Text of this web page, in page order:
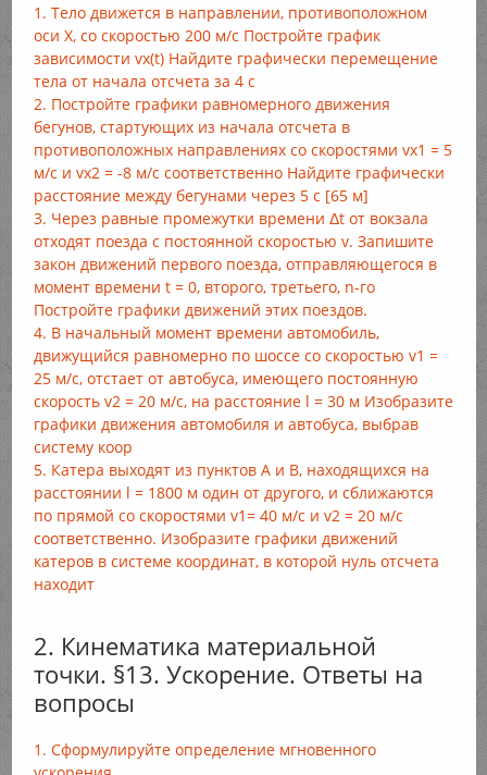
1. Тело движется в направлении, противоположном
оси X, со скоростью 200 м/с Постройте график
зависимости vx(t) Найдите графически перемещение
тела от начала отсчета за 4 с
2. Постройте графики равномерного движения
бегунов, стартующих из начала отсчета в
противоположных направлениях со скоростями vx1 = 5
м/с и vx2 = -8 м/с соответственно Найдите графически
расстояние между бегунами через 5 с [65 м]
3. Через равные промежутки времени Δt от вокзала
отходят поезда с постоянной скоростью v. Запишите
закон движений первого поезда, отправляющегося в
момент времени t = 0, второго, третьего, n-го
Постройте графики движений этих поездов.
4. В начальный момент времени автомобиль,
движущийся равномерно по шоссе со скоростью v1 =
25 м/с, отстает от автобуса, имеющего постоянную
скорость v2 = 20 м/с, на расстояние l = 30 м Изобразите
графики движения автомобиля и автобуса, выбрав
систему коор
5. Катера выходят из пунктов А и В, находящихся на
расстоянии l = 1800 м один от другого, и сближаются
по прямой со скоростями v1= 40 м/с и v2 = 20 м/с
соответственно. Изобразите графики движений
катеров в системе координат, в которой нуль отсчета
находит
2. Кинематика материальной
точки. §13. Ускорение. Ответы на
вопросы
1. Сформулируйте определение мгновенного